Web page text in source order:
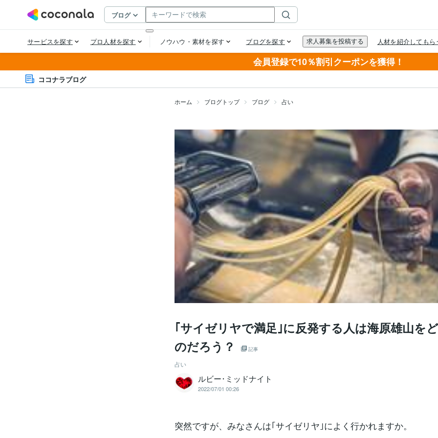
会員登録で10％割引クーポンを獲得！
ココナラブログ
ホーム ブログトップ ブログ 占い
｢サイゼリヤで満足｣に反発する人は海原雄山を
のだろう？
記事
占い
ルビー･ミッドナイト
2022/07/01 00:26
突然ですが、みなさんは｢サイゼリヤ｣によく行かれますか。